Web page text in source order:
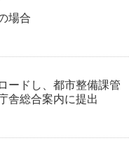
場合
ードし、都市整備課管
舎総合案内に提出